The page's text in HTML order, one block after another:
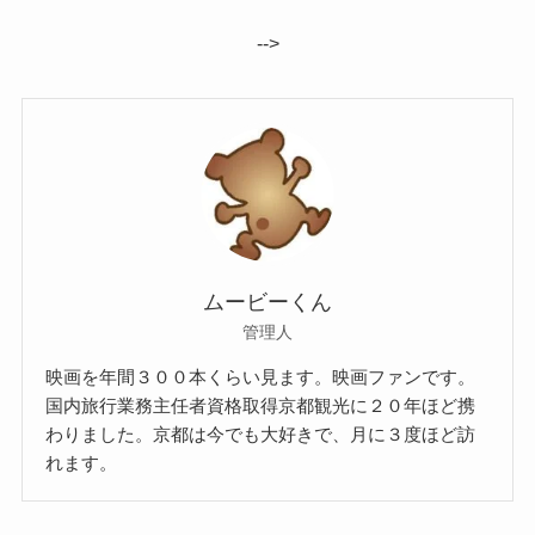
-->
ムービーくん
管理人
映画を年間３００本くらい見ます。映画ファンです。
国内旅行業務主任者資格取得京都観光に２０年ほど携
わりました。京都は今でも大好きで、月に３度ほど訪
れます。